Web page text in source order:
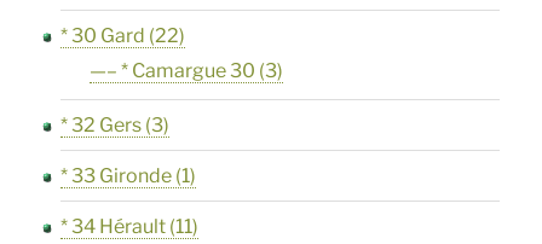
* 30 Gard (22)
—– * Camargue 30 (3)
* 32 Gers (3)
* 33 Gironde (1)
* 34 Hérault (11)